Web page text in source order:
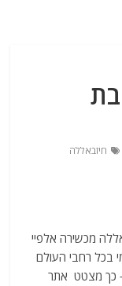
חיזבאללה
מכשירה אלפיי
בכל רחבי העולם
– כך מצטט אתר